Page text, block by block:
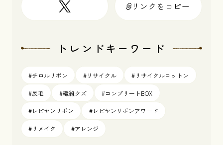
リンクをコピー
トレンドキーワード
#チロルリボン #リサイクル #リサイクルコットン
#反毛 #繊維クズ #コンプリートBOX
#レピヤンリボン #レピヤンリボンアワード
#リメイク #アレンジ